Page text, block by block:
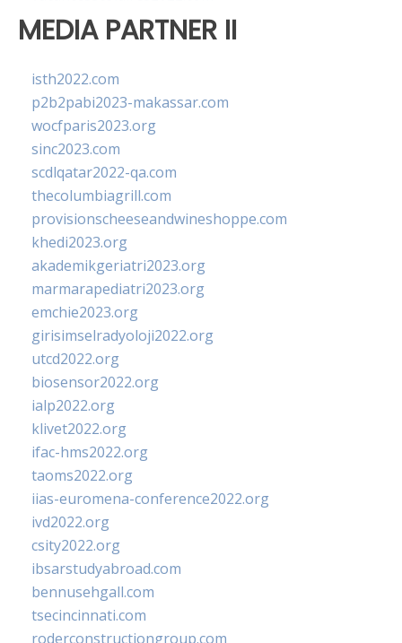
MEDIA PARTNER II
isth2022.com
p2b2pabi2023-makassar.com
wocfparis2023.org
sinc2023.com
scdlqatar2022-qa.com
thecolumbiagrill.com
provisionscheeseandwineshoppe.com
khedi2023.org
akademikgeriatri2023.org
marmarapediatri2023.org
emchie2023.org
girisimselradyoloji2022.org
utcd2022.org
biosensor2022.org
ialp2022.org
klivet2022.org
ifac-hms2022.org
taoms2022.org
iias-euromena-conference2022.org
ivd2022.org
csity2022.org
ibsarstudyabroad.com
bennusehgall.com
tsecincinnati.com
roderconstructiongroup.com